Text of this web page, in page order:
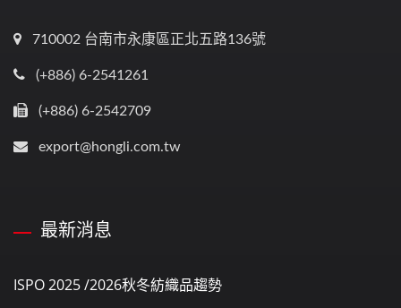
710002 台南市永康區正北五路136號
(+886) 6-2541261
(+886) 6-2542709
export@hongli.com.tw
最新消息
ISPO 2025 /2026秋冬紡織品趨勢